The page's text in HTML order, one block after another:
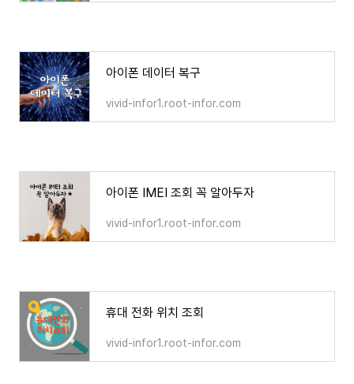
아이폰 데이터 복구
vivid-infor1.root-infor.com
아이폰 IMEI 조회 꼭 알아두자
vivid-infor1.root-infor.com
휴대 전화 위치 조회
vivid-infor1.root-infor.com